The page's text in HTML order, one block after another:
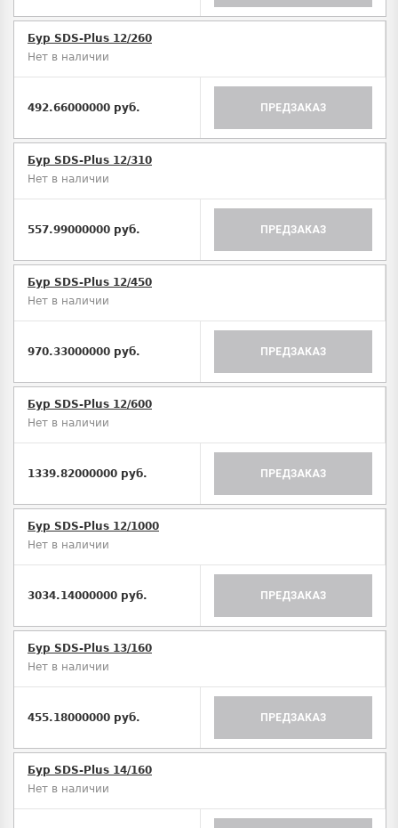
Бур SDS-Plus 12/260
Нет в наличии
492.66000000 руб. ПРЕДЗАКАЗ
Бур SDS-Plus 12/310
Нет в наличии
557.99000000 руб. ПРЕДЗАКАЗ
Бур SDS-Plus 12/450
Нет в наличии
970.33000000 руб. ПРЕДЗАКАЗ
Бур SDS-Plus 12/600
Нет в наличии
1339.82000000 руб. ПРЕДЗАКАЗ
Бур SDS-Plus 12/1000
Нет в наличии
3034.14000000 руб. ПРЕДЗАКАЗ
Бур SDS-Plus 13/160
Нет в наличии
455.18000000 руб. ПРЕДЗАКАЗ
Бур SDS-Plus 14/160
Нет в наличии